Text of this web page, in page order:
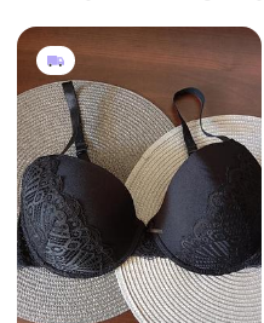
400 грн 0
Zeeman